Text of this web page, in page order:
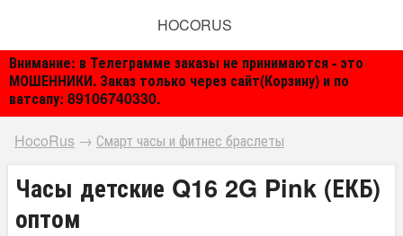
Внимание: в Телеграмме заказы не принимаются - это
МОШЕННИКИ. Заказ только через сайт(Корзину) и по
ватсапу: 89106740330.
HOCORUS
HocoRus → Смарт часы и фитнес браслеты
Часы детские Q16 2G Pink (ЕКБ)
оптом